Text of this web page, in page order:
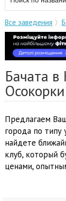
Все заведения
Бачата
Осокорки
Предлагаем
города по типу
найдете
клуб, который
ценами,